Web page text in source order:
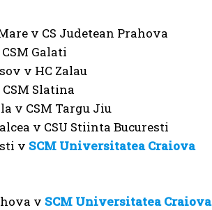
v CS Judetean Prahova
Galati
v HC Zalau
Slatina
v CSM Targu Jiu
v CSU Stiinta Bucuresti
v SCM Universitatea Craiova
v SCM Universitatea Craiova